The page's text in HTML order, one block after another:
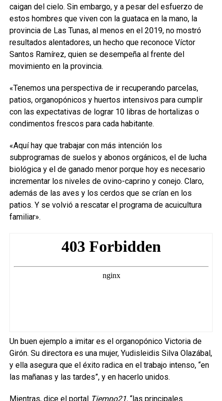
caigan del cielo. Sin embargo, y a pesar del esfuerzo de
estos hombres que viven con la guataca en la mano, la
provincia de Las Tunas, al menos en el 2019, no mostró
resultados alentadores, un hecho que reconoce Víctor
Santos Ramírez, quien se desempeña al frente del
movimiento en la provincia.
«Tenemos una perspectiva de ir recuperando parcelas,
patios, organopónicos y huertos intensivos para cumplir
con las expectativas de lograr 10 libras de hortalizas o
condimentos frescos para cada habitante.
«Aquí hay que trabajar con más intención los
subprogramas de suelos y abonos orgánicos, el de lucha
biológica y el de ganado menor porque hoy es necesario
incrementar los niveles de ovino-caprino y conejo. Claro,
además de las aves y los cerdos que se crían en los
patios. Y se volvió a rescatar el programa de acuicultura
familiar».
Un buen ejemplo a imitar es el organopónico Victoria de
Girón. Su directora es una mujer, Yudisleidis Silva Olazábal,
y ella asegura que el éxito radica en el trabajo intenso, “en
las mañanas y las tardes”, y en hacerlo unidos.
Mientras, dice el portal Tiempo21,“las principales